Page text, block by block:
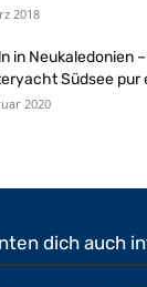
2018
in Neukaledonien
Südsee pur
2020
dich auch